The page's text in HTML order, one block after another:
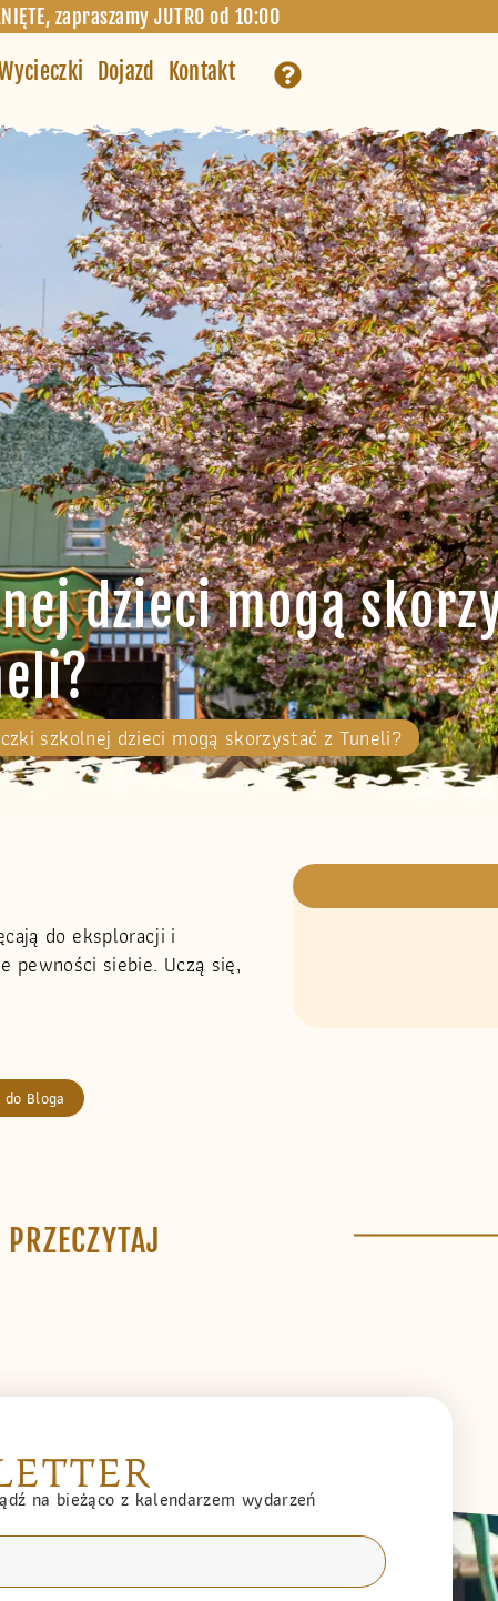
zapraszamy JUTRO od 10:00
Dojazd Kontakt
dzieci mogą
szkolnej dzieci mogą skorzystać z Tuneli?
do eksploracji i
pewności siebie. Uczą się,
Bloga
na bieżąco z kalendarzem wydarzeń